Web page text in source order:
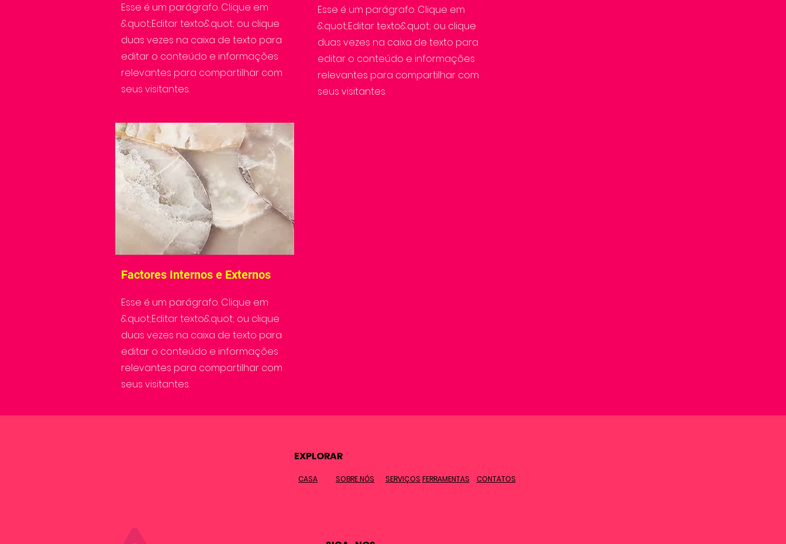
Esse é um parágrafo. Clique em
&quot;Editar texto&quot; ou clique
duas vezes na caixa de texto para
editar o conteúdo e informações
relevantes para compartilhar com
seus visitantes.
Esse é um parágrafo. Clique em
&quot;Editar texto&quot; ou clique
duas vezes na caixa de texto para
editar o conteúdo e informações
relevantes para compartilhar com
seus visitantes.
Factores Internos e Externos
Esse é um parágrafo. Clique em
&quot;Editar texto&quot; ou clique
duas vezes na caixa de texto para
editar o conteúdo e informações
relevantes para compartilhar com
seus visitantes.
EXPLORAR
CASA SOBRE NÓS SERVIÇOS FERRAMENTAS CONTATOS